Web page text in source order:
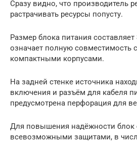
Сразу видно, что производитель
растрачивать ресурсы попусту.
Размер блока питания
означает полную
компактными корпусами.
На задней стенке источника
включения и разъём для кабеля
предусмотрена перфорация для
Для повышения надёжности блок
всевозможными защитами, в